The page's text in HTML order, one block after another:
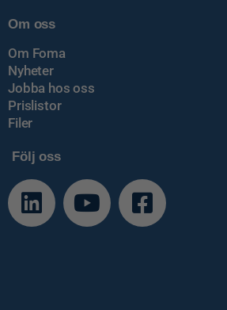
Om oss
Om Foma
Nyheter
Jobba hos oss
Prislistor
Filer
Följ oss